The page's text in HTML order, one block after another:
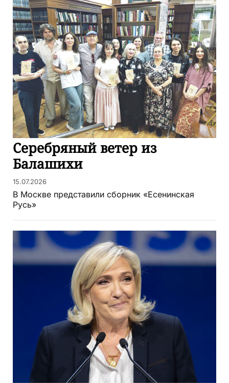
Серебряный ветер из
Балашихи
15.07.2026
В Москве представили сборник «Есенинская
Русь»